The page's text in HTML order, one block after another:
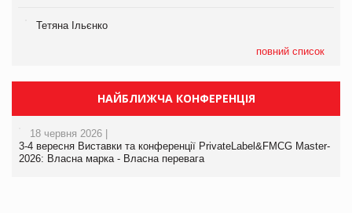
Тетяна Ільєнко
повний список
НАЙБЛИЖЧА КОНФЕРЕНЦІЯ
18 червня 2026 |
3-4 вересня Виставки та конференції PrivateLabel&FMCG Master-
2026: Власна марка - Власна перевага